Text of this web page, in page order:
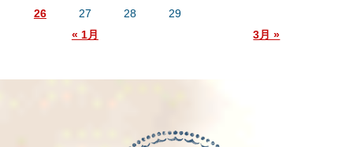
« 1月 3月 »
26
27 28 29